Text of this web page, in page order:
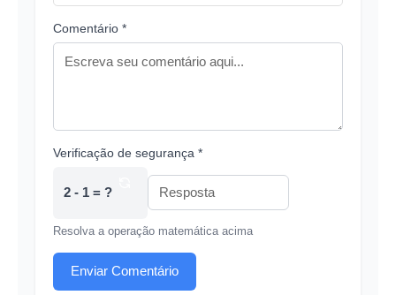
Comentário *
Verificação de segurança *
2 - 1 = ?
Resolva a operação matemática acima
Enviar Comentário